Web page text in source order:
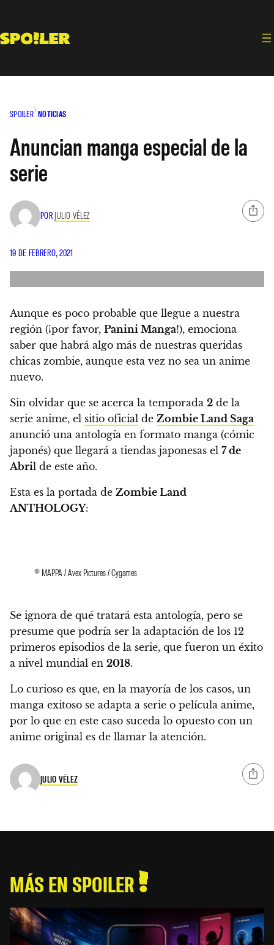
contenido
SPOILER NOTICIAS
Anuncian manga especial de la
serie
POR JULIO VÉLEZ
19 DE FEBRERO, 2021
Aunque es poco probable que llegue a nuestra
región (¡por favor, Panini Manga!), emociona
saber que habrá algo más de nuestras queridas
chicas zombie, aunque esta vez no sea un anime
nuevo.
Sin olvidar que se acerca la temporada 2 de la
serie anime, el sitio oficial de Zombie Land Saga
anunció una antología en formato manga (cómic
japonés) que llegará a tiendas japonesas el 7 de
Abril de este año.
Esta es la portada de Zombie Land
ANTHOLOGY:
© MAPPA / Avex Pictures / Cygames
Se ignora de qué tratará esta antología, pero se
presume que podría ser la adaptación de los 12
primeros episodios de la serie, que fueron un éxito
a nivel mundial en 2018.
Lo curioso es que, en la mayoría de los casos, un
manga exitoso se adapta a serie o película anime,
por lo que en este caso suceda lo opuesto con un
anime original es de llamar la atención.
JULIO VÉLEZ
MÁS EN SPOILER